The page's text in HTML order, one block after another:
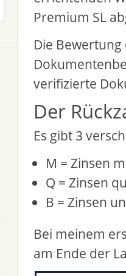
Premium SL
Die
verifizierte
Der
Es gibt 3
M = Zinsen
Q = Zinsen
B = Zinsen
Bei meinem
am Ende der